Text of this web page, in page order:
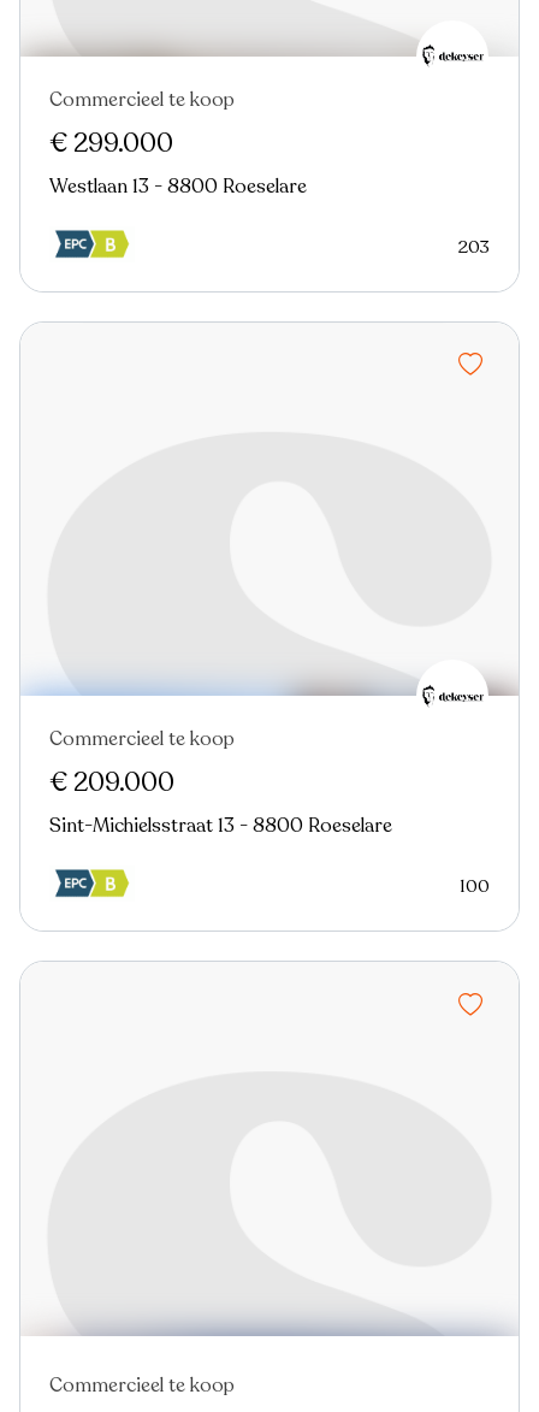
Commercieel te koop
€ 299.000
Westlaan 13 - 8800 Roeselare
203
Commercieel te koop
€ 209.000
Sint-Michielsstraat 13 - 8800 Roeselare
100
Commercieel te koop